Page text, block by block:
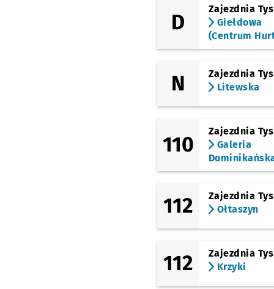
ROD Bajki
(Borowska)
Śliczna
Borowska (Aquapark)
(Borowska)
Dworzec Główny
(Kołłątaja)
Bastion Sakwowy
Galeria
Dominikańska
D
Zajezdnia
Giełdowa
(Centrum
N
Zajezdnia
Litewska
110
Zajezdnia
Galeria
112
Zajezdnia
Ołtaszyn
112
Zajezdnia
Krzyki